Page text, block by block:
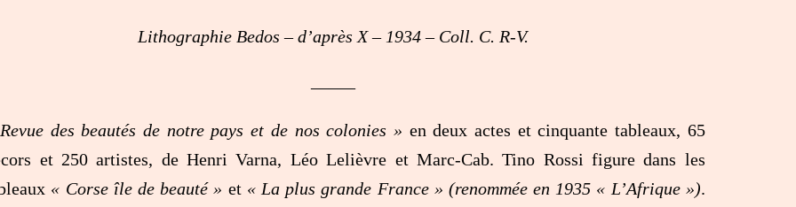
Lithographie Bedos – d’après X – 1934 – Coll. C. R-V.
des beautés de notre pays et de nos colonies » en deux actes et cinquante tableaux, 65
et 250 artistes, de Henri Varna, Léo Lelièvre et Marc-Cab. Tino Rossi figure dans les
« Corse île de beauté » et « La plus grande France » (renommée en 1935 « L’Afrique »).